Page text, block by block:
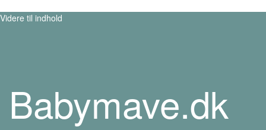
Videre til indhold
Babymave.dk